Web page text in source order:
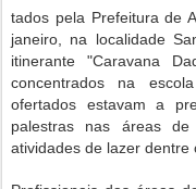
tados pela Prefeitura de
janeiro, na localidade
itinerante "Caravana
concentrados na
ofertados estavam a
palestras nas áreas
atividades de lazer dentre